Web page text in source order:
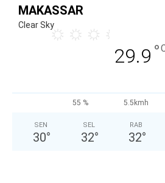
MAKASSAR
Clear Sky
29.9 °
55 % 5.5kmh
SEN
30°
SEL
32°
RAB
32°